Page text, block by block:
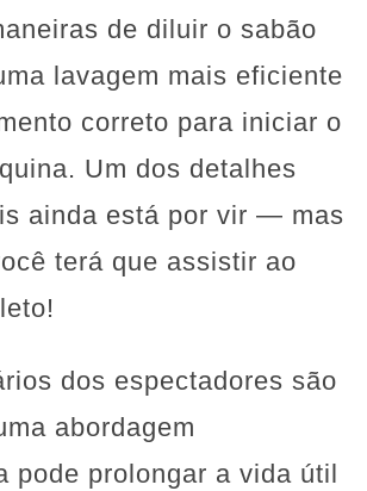
de diluir o sabão
lavagem mais eficiente
correto para iniciar o
Um dos detalhes
ainda está por vir — mas
terá que assistir ao
dos espectadores são
abordagem
pode prolongar a vida útil